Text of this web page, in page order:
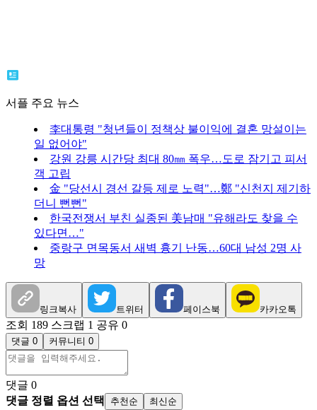
서플 주요 뉴스
李대통령 "청년들이 정책상 불이익에 결혼 망설이는
일 없어야"
강원 강릉 시간당 최대 80㎜ 폭우…도로 잠기고 피서
객 고립
金 "당선시 경선 갈등 제로 노력"…鄭 "신천지 제기하
더니 뻔뻔"
한국전쟁서 부친 실종된 美남매 "유해라도 찾을 수
있다면…"
중랑구 면목동서 새벽 흉기 난동…60대 남성 2명 사
망
링크복사 트위터 페이스북 카카오톡
조회 189 스크랩 1 공유 0
댓글 0 커뮤니티 0
댓글 0
댓글 정렬 옵션 선택
추천순 최신순